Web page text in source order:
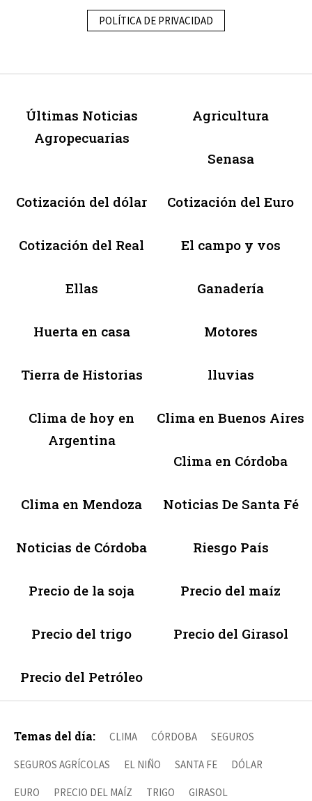
POLÍTICA DE PRIVACIDAD
Últimas Noticias
Agropecuarias
Agricultura
Senasa
Cotización del dólar Cotización del Euro
Cotización del Real El campo y vos
Ellas Ganadería
Huerta en casa Motores
Tierra de Historias lluvias
Clima de hoy en
Argentina
Clima en Buenos Aires
Clima en Córdoba
Clima en Mendoza Noticias De Santa Fé
Noticias de Córdoba Riesgo País
Precio de la soja Precio del maíz
Precio del trigo Precio del Girasol
Precio del Petróleo
Temas del día: CLIMA CÓRDOBA SEGUROS
SEGUROS AGRÍCOLAS EL NIÑO SANTA FE DÓLAR
EURO PRECIO DEL MAÍZ TRIGO GIRASOL